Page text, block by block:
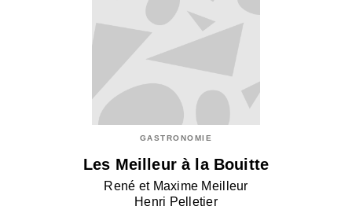
GASTRONOMIE
Les Meilleur à la Bouitte
René et Maxime Meilleur
Henri Pelletier